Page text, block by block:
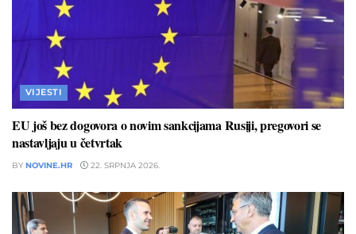
VIJESTI
EU još bez dogovora o novim sankcijama Rusiji, pregovori se
nastavljaju u četvrtak
BY NOVINE.HR 22. SRPNJA 2026.